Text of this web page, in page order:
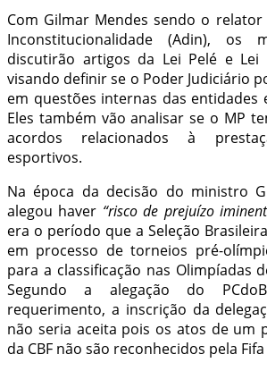
Com Gilmar Mendes sendo o
Inconstitucionalidade (Adin), os
discutirão artigos da Lei Pelé e Lei
visando definir se o Poder Judiciário
em questões internas das entidades
Eles também vão analisar se o MP
acordos relacionados à
esportivos.
Na época da decisão do ministro
alegou haver “risco de prejuízo
era o período que a Seleção
em processo de torneios pré-
para a classificação nas Olimpíadas
Segundo a alegação do
requerimento, a inscrição da
não seria aceita pois os atos de um
da CBF não são reconhecidos pela